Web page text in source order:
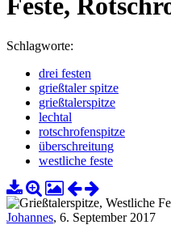
Schlagworte:
drei festen
grießtaler spitze
grießtalerspitze
lechtal
rotschrofenspitze
überschreitung
westliche feste
Johannes, 6. September 2017